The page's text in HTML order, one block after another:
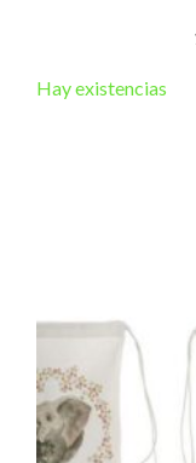
Hay existencias